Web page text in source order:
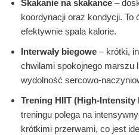
Skakanie na skakance –
koordynacji oraz kondycji. To
efektywnie spala kalorie.
Interwały biegowe – krótki,
chwilami spokojnego marszu
wydolność sercowo-
Trening HIIT (High-Intensity
treningu polega na
krótkimi przerwami, co jest